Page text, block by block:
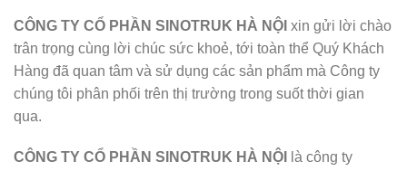
CÔNG TY CỔ PHẦN SINOTRUK HÀ NỘI xin gửi lời chào
trân trọng cùng lời chúc sức khoẻ, tới toàn thể Quý Khách
Hàng đã quan tâm và sử dụng các sản phẩm mà Công ty
chúng tôi phân phối trên thị trường trong suốt thời gian
qua.
CÔNG TY CỔ PHẦN SINOTRUK HÀ NỘI
là công ty